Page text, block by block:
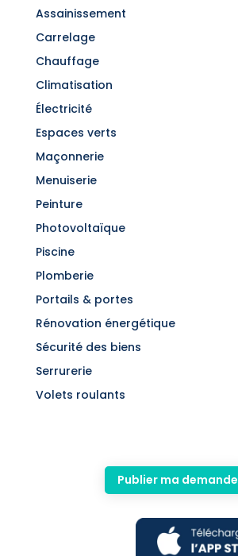
Assainissement
Carrelage
Chauffage
Climatisation
Électricité
Espaces verts
Maçonnerie
Menuiserie
Peinture
Photovoltaïque
Piscine
Plomberie
Portails & portes
Rénovation énergétique
Sécurité des biens
Serrurerie
Volets roulants
Publier ma demande